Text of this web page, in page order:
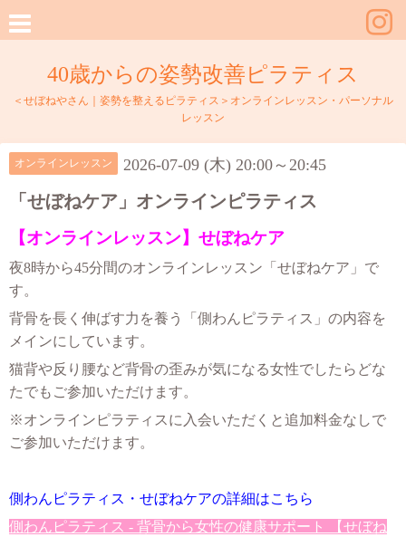
40歳からの姿勢改善ピラティス
＜せぼねやさん｜姿勢を整えるピラティス＞オンラインレッスン・パーソナル
レッスン
オンラインレッスン 2026-07-09 (木) 20:00～20:45
「せぼねケア」オンラインピラティス
【オンラインレッスン】せぼねケア
夜8時から45分間のオンラインレッスン「せぼねケア」で
す。
背骨を長く伸ばす力を養う
「側わんピラティス」の内容を
メインにしています。
猫背や反り腰など背骨の歪みが気になる女性でしたらどな
たでもご参加いただけます。
※オンラインピラティスに入会いただくと追加料金なしで
ご参加いただけます。
側わんピラティス・せぼねケアの詳細はこちら
側わんピラティス - 背骨から女性の健康サポート 【せぼね